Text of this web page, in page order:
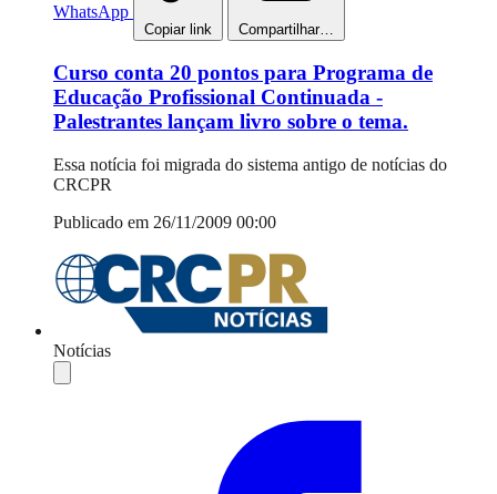
WhatsApp
Copiar link Compartilhar…
Curso conta 20 pontos para Programa de
Educação Profissional Continuada -
Palestrantes lançam livro sobre o tema.
Essa notícia foi migrada do sistema antigo de notícias do
CRCPR
Publicado em 26/11/2009 00:00
Notícias
Compartilhar